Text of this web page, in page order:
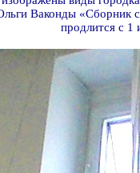
Ваконды «Сборник
продлится с 1